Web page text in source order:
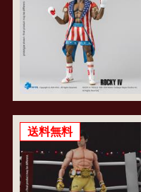
送料無料